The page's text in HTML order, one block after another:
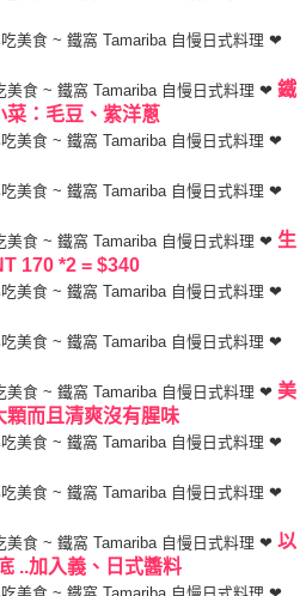
鐵
菜：毛豆、紫洋蔥
生
170 *2 = $340
美
顆而且清爽沒有腥味
以
..加入義、日式醬料